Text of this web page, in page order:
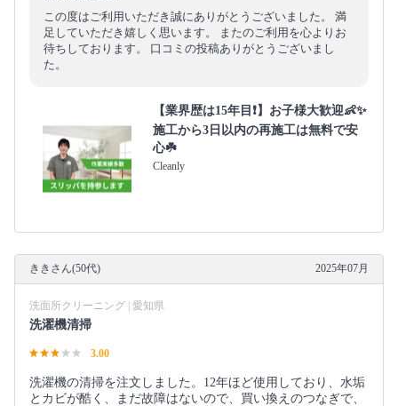
この度はご利用いただき誠にありがとうございました。 満
足していただき嬉しく思います。 またのご利用を心よりお
待ちしております。 口コミの投稿ありがとうございまし
た。
【業界歴は15年目❗️】お子様大歓迎👶✨
施工から3日以内の再施工は無料で安
心☘️
Cleanly
ききさん(50代) 2025年07月
洗面所クリーニング | 愛知県
洗濯機清掃
3.00
洗濯機の清掃を注文しました。12年ほど使用しており、水垢
とカビが酷く、まだ故障はないので、買い換えのつなぎで、